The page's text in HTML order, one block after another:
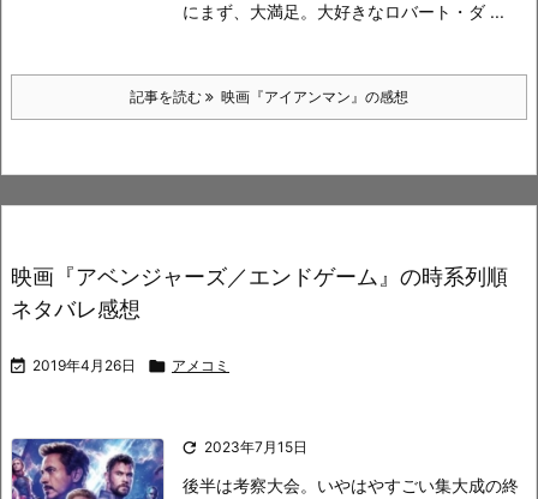
にまず、大満足。 大好きなロバート・ダ ...
記事を読む 映画『アイアンマン』の感想
映画『アベンジャーズ／エンドゲーム』の時系列順
ネタバレ感想
 2019年4月26日  アメコミ
 2023年7月15日
後半は考察大会。いやはやすごい集大成の終